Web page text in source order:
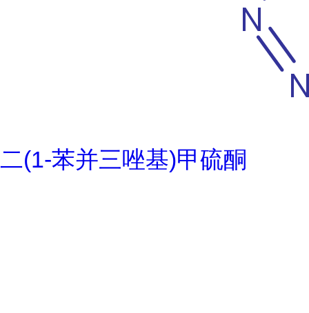
二(1-苯并三唑基)甲硫酮